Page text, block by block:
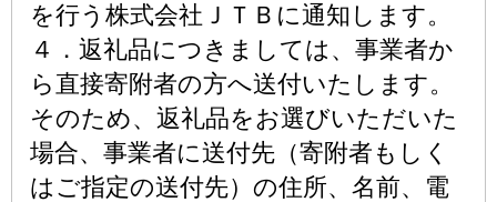
を行う株式会社ＪＴＢに通知します。
４．返礼品につきましては、事業者か
ら直接寄附者の方へ送付いたします。
そのため、返礼品をお選びいただいた
場合、事業者に送付先（寄附者もしく
はご指定の送付先）の住所、名前、電